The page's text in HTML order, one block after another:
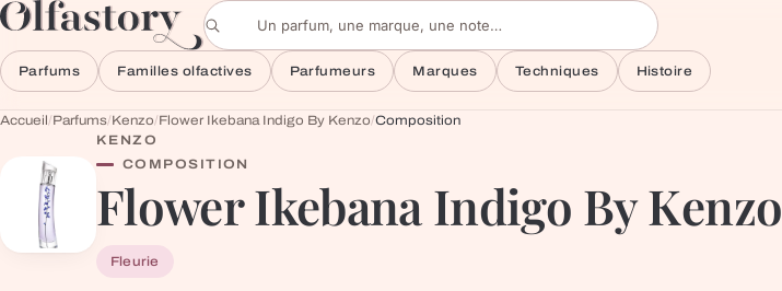
Aller au contenu
Rechercher un parfum
Parfums Familles olfactives Parfumeurs Marques Techniques Histoire
Accueil/Parfums/Kenzo/Flower Ikebana Indigo By Kenzo/Composition
KENZO
COMPOSITION
Flower Ikebana Indigo By Kenzo
Fleurie